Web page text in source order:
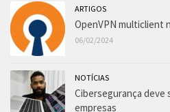
ARTIGOS
OpenVPN multiclient
06/02/2024
NOTÍCIAS
Cibersegurança deve
empresas